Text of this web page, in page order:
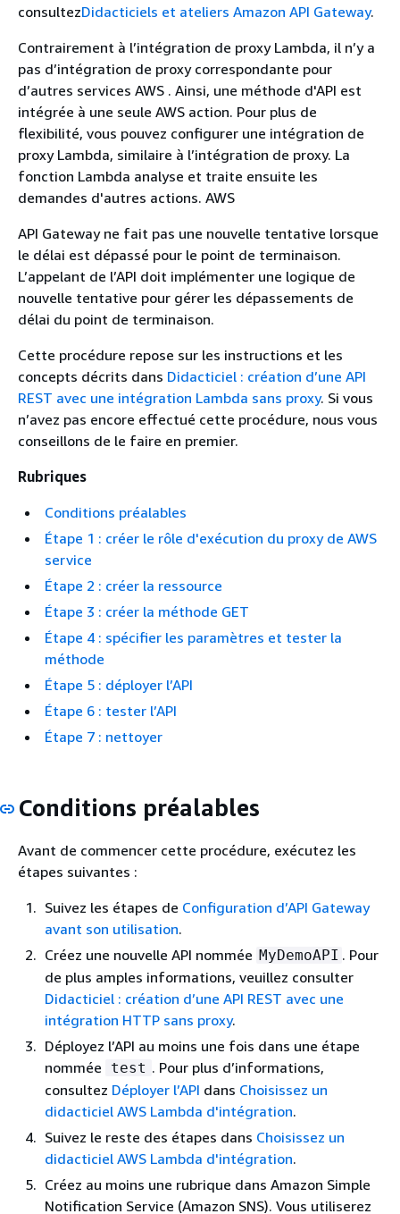
consultezDidacticiels et ateliers Amazon API Gateway.
Contrairement à l’intégration de proxy Lambda, il n’y a
pas d’intégration de proxy correspondante pour
d’autres services AWS . Ainsi, une méthode d'API est
intégrée à une seule AWS action. Pour plus de
flexibilité, vous pouvez configurer une intégration de
proxy Lambda, similaire à l’intégration de proxy. La
fonction Lambda analyse et traite ensuite les
demandes d'autres actions. AWS
API Gateway ne fait pas une nouvelle tentative lorsque
le délai est dépassé pour le point de terminaison.
L’appelant de l’API doit implémenter une logique de
nouvelle tentative pour gérer les dépassements de
délai du point de terminaison.
Cette procédure repose sur les instructions et les
concepts décrits dans Didacticiel : création d’une API
REST avec une intégration Lambda sans proxy. Si vous
n’avez pas encore effectué cette procédure, nous vous
conseillons de le faire en premier.
Rubriques
Conditions préalables
Étape 1 : créer le rôle d'exécution du proxy de AWS
service
Étape 2 : créer la ressource
Étape 3 : créer la méthode GET
Étape 4 : spécifier les paramètres et tester la
méthode
Étape 5 : déployer l’API
Étape 6 : tester l’API
Étape 7 : nettoyer
Conditions préalables
Avant de commencer cette procédure, exécutez les
étapes suivantes :
Suivez les étapes de Configuration d’API Gateway
avant son utilisation.
Créez une nouvelle API nommée MyDemoAPI . Pour
de plus amples informations, veuillez consulter
Didacticiel : création d’une API REST avec une
intégration HTTP sans proxy.
Déployez l’API au moins une fois dans une étape
nommée
test . Pour plus d’informations,
consultez Déployer l’API dans Choisissez un
didacticiel AWS Lambda d'intégration.
Suivez le reste des étapes dans Choisissez un
didacticiel AWS Lambda d'intégration.
Créez au moins une rubrique dans Amazon Simple
Notification Service (Amazon SNS). Vous utiliserez